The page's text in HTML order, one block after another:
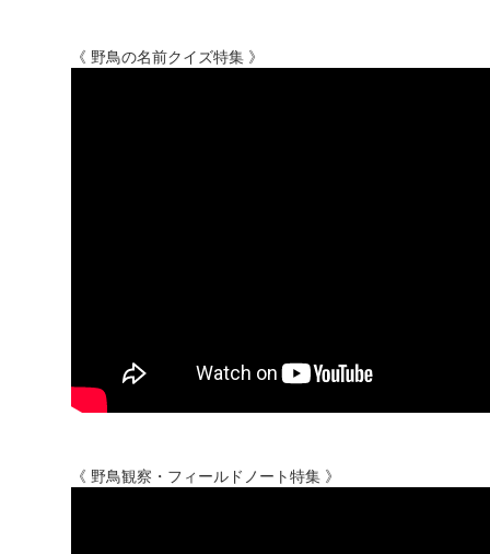
《 野鳥の名前クイズ特集 》
《 野鳥観察・フィールドノート特集 》